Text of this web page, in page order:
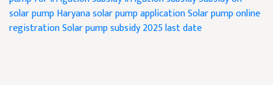
solar pump Haryanasolar pump applicationSolar pump online
registrationSolar pump subsidy 2025 last date